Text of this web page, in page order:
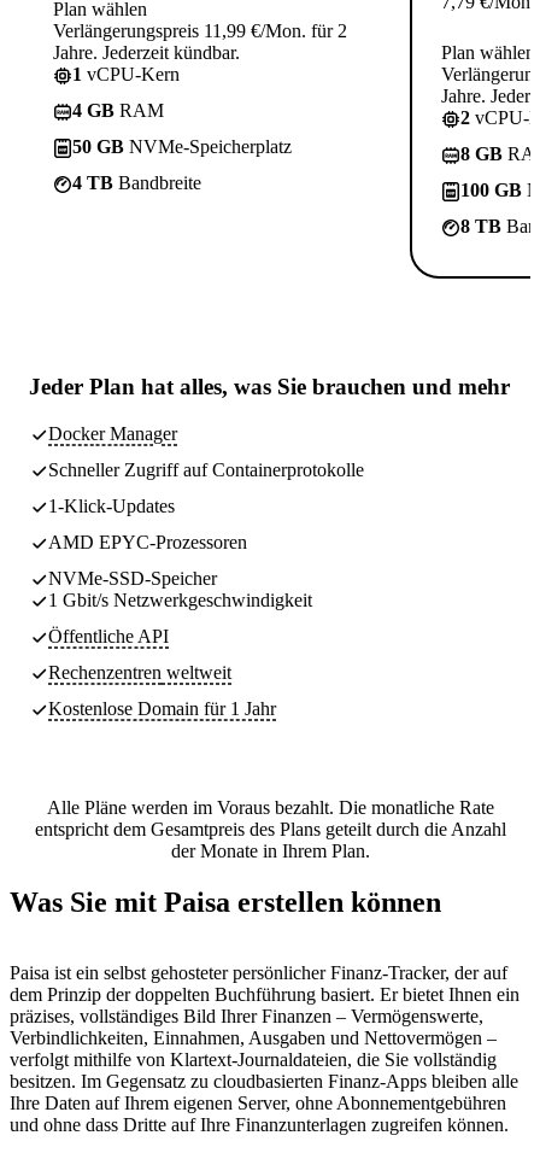
Plan wählen
Verlängerungspreis 11,99 €/Mon. für 2
Jahre. Jederzeit kündbar.
1 vCPU-Kern
4 GB RAM
50 GB NVMe-Speicherplatz
4 TB Bandbreite
Plan wählen
Jahre.
2 vCPU-
8 GB
100 GB
8 TB
Jeder Plan hat alles, was Sie brauchen und mehr
Docker Manager
Schneller Zugriff auf Containerprotokolle
1-Klick-Updates
AMD EPYC-Prozessoren
NVMe-SSD-Speicher
1 Gbit/s Netzwerkgeschwindigkeit
Öffentliche API
Rechenzentren weltweit
Kostenlose Domain für 1 Jahr
Alle Pläne werden im Voraus bezahlt. Die monatliche Rate
entspricht dem Gesamtpreis des Plans geteilt durch die Anzahl
der Monate in Ihrem Plan.
Was Sie mit Paisa erstellen können
Paisa ist ein selbst gehosteter persönlicher Finanz-Tracker, der auf
dem Prinzip der doppelten Buchführung basiert. Er bietet Ihnen ein
präzises, vollständiges Bild Ihrer Finanzen – Vermögenswerte,
Verbindlichkeiten, Einnahmen, Ausgaben und Nettovermögen –
verfolgt mithilfe von Klartext-Journaldateien, die Sie vollständig
besitzen. Im Gegensatz zu cloudbasierten Finanz-Apps bleiben alle
Ihre Daten auf Ihrem eigenen Server, ohne Abonnementgebühren
und ohne dass Dritte auf Ihre Finanzunterlagen zugreifen können.